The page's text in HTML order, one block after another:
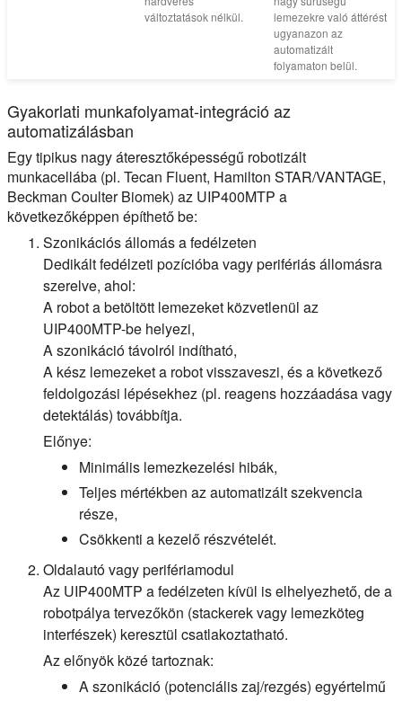
változtatások nélkül.
lemezekre való áttérést
ugyanazon az
automatizált
folyamaton belül.
Gyakorlati munkafolyamat-integráció az
automatizálásban
Egy tipikus nagy áteresztőképességű robotizált
munkacellába (pl. Tecan Fluent, Hamilton STAR/VANTAGE,
Beckman Coulter Biomek) az UIP400MTP a
következőképpen építhető be:
Szonikációs állomás a fedélzeten
Dedikált fedélzeti pozícióba vagy perifériás állomásra
szerelve, ahol:
A robot a betöltött lemezeket közvetlenül az
UIP400MTP-be helyezi,
A szonikáció távolról indítható,
A kész lemezeket a robot visszaveszi, és a következő
feldolgozási lépésekhez (pl. reagens hozzáadása vagy
detektálás) továbbítja.
Előnye:
Minimális lemezkezelési hibák,
Teljes mértékben az automatizált szekvencia
része,
Csökkenti a kezelő részvételét.
Oldalautó vagy perifériamodul
Az UIP400MTP a fedélzeten kívül is elhelyezhető, de a
robotpálya tervezőkön (stackerek vagy lemezköteg
interfészek) keresztül csatlakoztatható.
Az előnyök közé tartoznak:
A szonikáció (potenciális zaj/rezgés) egyértelmű